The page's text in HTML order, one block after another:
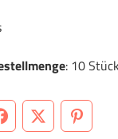
: 10 Stück
FacebookTwitterPinterest